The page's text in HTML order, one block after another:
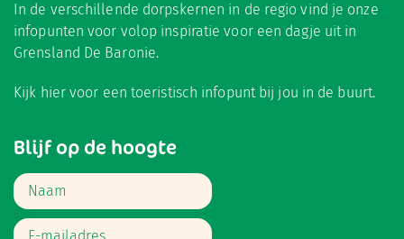
In de verschillende dorpskernen in de regio vind je onze
infopunten voor volop inspiratie voor een dagje uit in
Grensland De Baronie.
Kijk hiervoor een toeristisch infopunt bij jou in de buurt.
Blijf op de hoogte